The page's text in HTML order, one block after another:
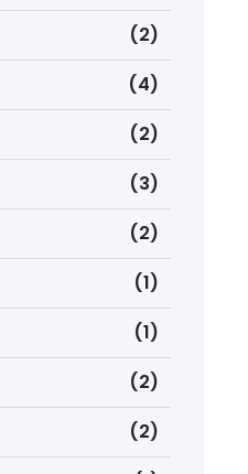
(2)
(4)
(2)
(3)
(2)
(1)
(1)
(2)
(2)